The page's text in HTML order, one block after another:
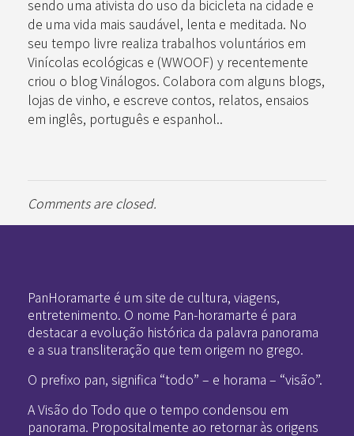
sendo uma ativista do uso da bicicleta na cidade e
de uma vida mais saudável, lenta e meditada. No
seu tempo livre realiza trabalhos voluntários em
Vinícolas ecológicas e (WWOOF) y recentemente
criou o blog Vinálogos. Colabora com alguns blogs,
lojas de vinho, e escreve contos, relatos, ensaios
em inglês, português e espanhol..
Comments are closed.
PanHoramarte é um site de cultura, viagens,
entretenimento. O nome Pan-horamarte é para
destacar a evolução histórica da palavra panorama
e a sua transliteração que tem origem no grego.
O prefixo pan, significa “todo” – e horama – “visão”.
A Visão do Todo que o tempo condensou em
panorama. Propositalmente ao retornar às origens